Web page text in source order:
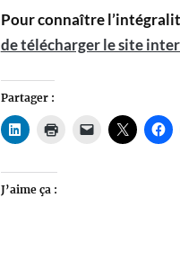
Pour connaître
de télécharger le site
Partager :
J’aime ça :